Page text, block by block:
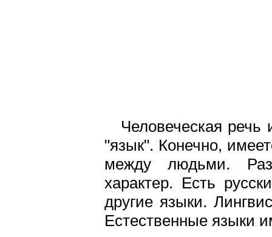
Человеческая
"язык". Конечно,
между людьми.
характер. Есть
другие языки.
Естественные языки